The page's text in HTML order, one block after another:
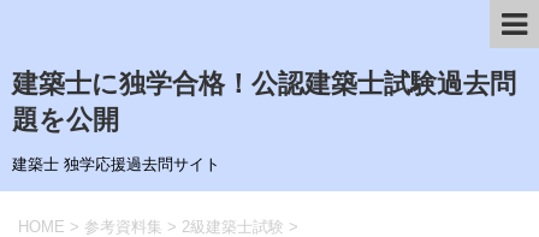
建築士に独学合格！公認建築士試験過去問
題を公開
建築士 独学応援過去問サイト
HOME > 参考資料集 > 2級建築士試験 >